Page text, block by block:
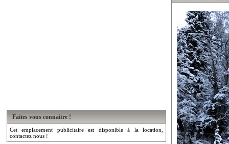
Faites vous connaitre !
Cet emplacement publicitaire est disponible à la location,
contactez nous !